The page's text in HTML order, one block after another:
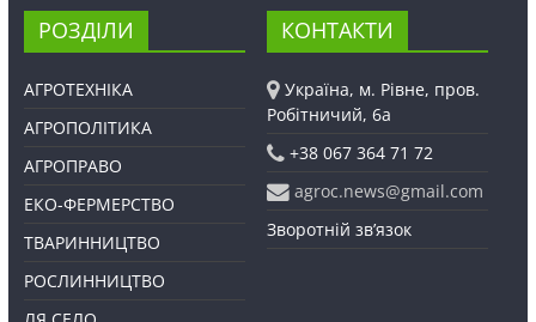
РОЗДІЛИ
АГРОТЕХНІКА
АГРОПОЛІТИКА
АГРОПРАВО
ЕКО-ФЕРМЕРСТВО
ТВАРИННИЦТВО
РОСЛИННИЦТВО
КОНТАКТИ
Україна, м. Рівне, пров.
Робітничий, 6а
+38 067 364 71 72
agroc.news@gmail.com
Зворотній зв’язок